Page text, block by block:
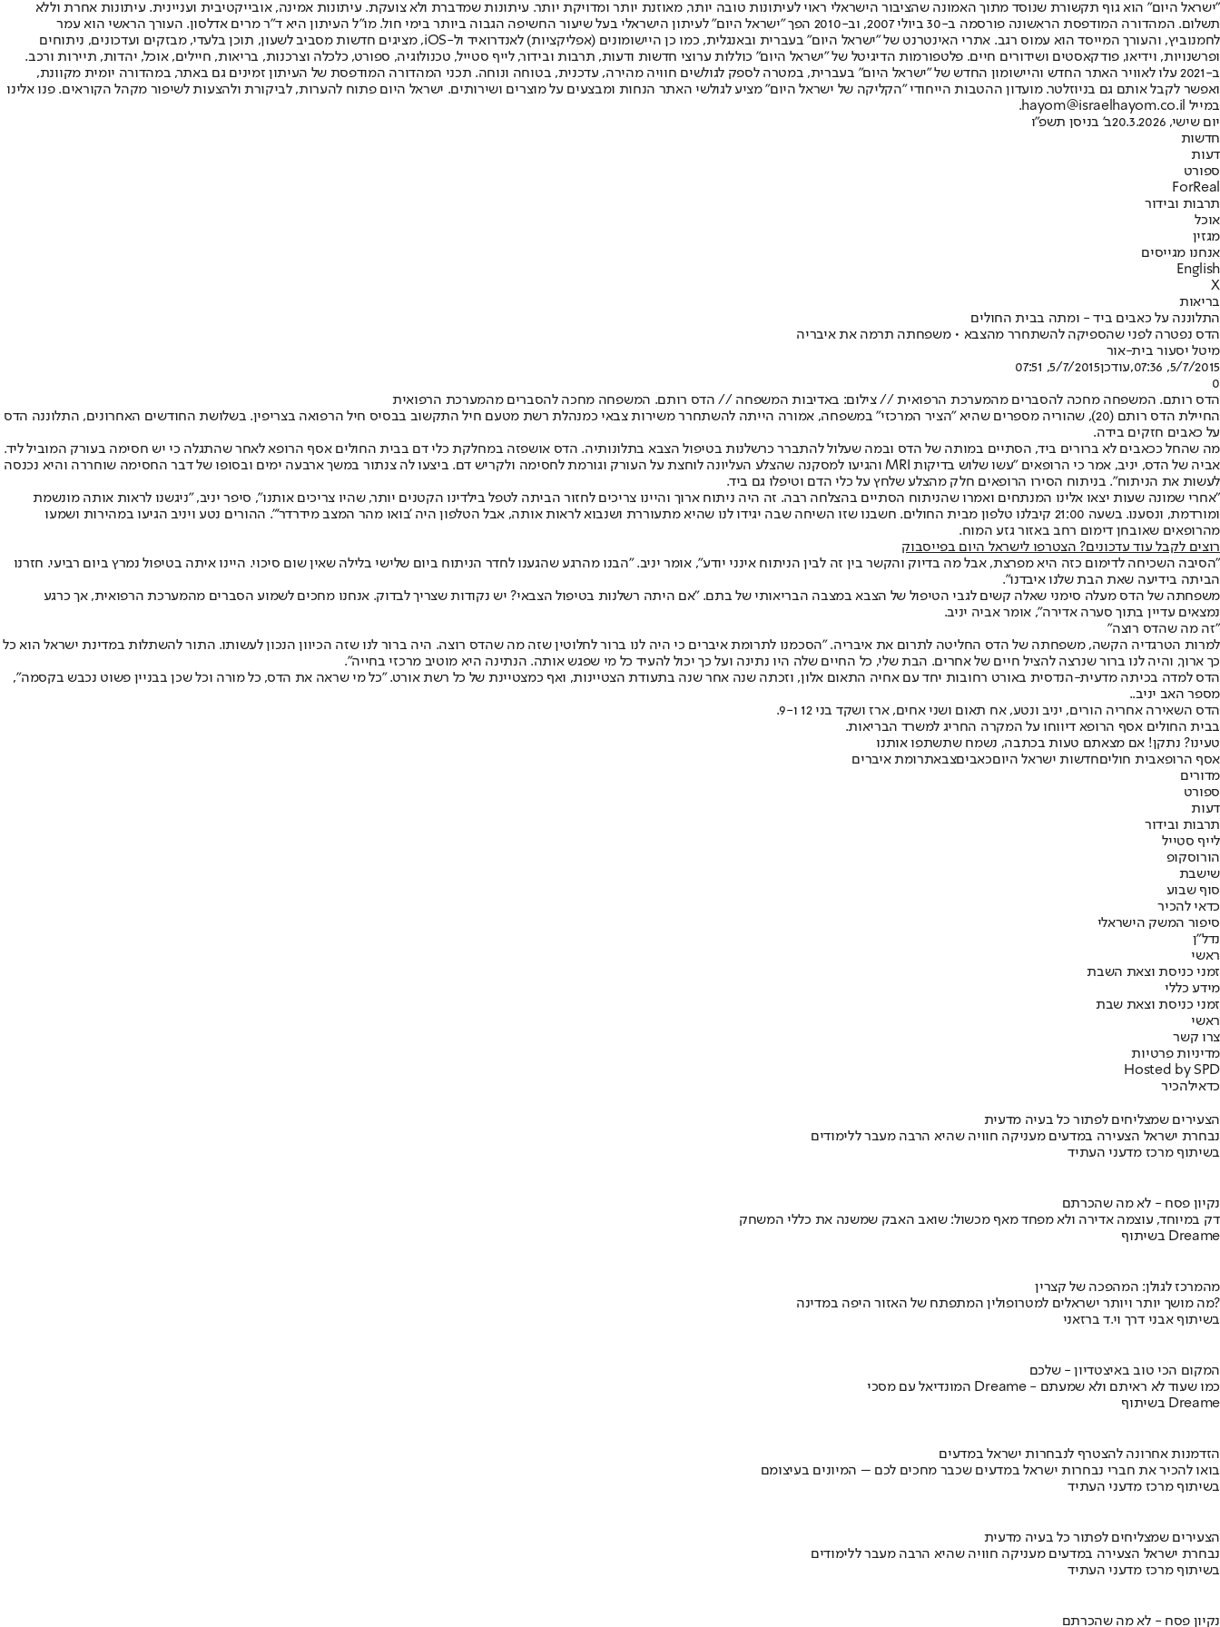
"ישראל היום" הוא גוף תקשורת שנוסד מתוך האמונה שהציבור הישראלי ראוי לעיתונות טובה יותר, מאוזנת יותר ומדויקת יותר. עיתונות שמדברת ולא צועקת. עיתונות אמינה, אובייקטיבית ועניינית. עיתונות אחרת וללא
תשלום. המהדורה המודפסת הראשונה פורסמה ב-30 ביולי 2007, וב-2010 הפך "ישראל היום" לעיתון הישראלי בעל שיעור החשיפה הגבוה ביותר בימי חול. מו"ל העיתון היא ד"ר מרים אדלסון. העורך הראשי הוא עמר
לחמנוביץ, והעורך המייסד הוא עמוס רגב. אתרי האינטרנט של "ישראל היום" בעברית ובאנגלית, כמו כן היישומונים (אפליקציות) לאנדרואיד ול-iOS, מציגים חדשות מסביב לשעון, תוכן בלעדי, מבזקים ועדכונים, ניתוחים
ופרשנויות, וידיאו, פודקאסטים ושידורים חיים. פלטפורמות הדיגיטל של "ישראל היום" כוללות ערוצי חדשות ודעות, תרבות ובידור, לייף סטייל, טכנולוגיה, ספורט, כלכלה וצרכנות, בריאות, חיילים, אוכל, יהדות, תיירות ורכב.
ב-2021 עלו לאוויר האתר החדש והיישומון החדש של "ישראל היום" בעברית, במטרה לספק לגולשים חוויה מהירה, עדכנית, בטוחה ונוחה. תכני המהדורה המודפסת של העיתון זמינים גם באתר, במהדורה יומית מקוונת,
ואפשר לקבל אותם גם בניוזלטר. מועדון ההטבות הייחודי "הקליקה של ישראל היום" מציע לגולשי האתר הנחות ומבצעים על מוצרים ושירותים. ישראל היום פתוח להערות, לביקורת ולהצעות לשיפור מקהל הקוראים. פנו אלינו
במייל hayom@israelhayom.co.il.
יום שישי, 20.3.2026
ב' בניסן תשפ"ו
חדשות
דעות
ספורט
ForReal
תרבות ובידור
אוכל
מגזין
אנחנו מגייסים
English
X
בריאות
התלוננה על כאבים ביד - ומתה בבית החולים
הדס נפטרה לפני שהספיקה להשתחרר מהצבא • משפחתה תרמה את איבריה
מיטל יסעור בית-אור
5/7/2015, 07:36
,עודכן5/7/2015, 07:51
0
הדס רותם. המשפחה מחכה להסברים מהמערכת הרפואית // צילום: באדיבות המשפחה // הדס רותם. המשפחה מחכה להסברים מהמערכת הרפואית
החיילת הדס רותם (20), שהוריה מספרים שהיא "הציר המרכזי" במשפחה, אמורה הייתה להשתחרר משירות צבאי כמנהלת רשת מטעם חיל התקשוב בבסיס חיל הרפואה בצריפין. בשלושת החודשים האחרונים, התלוננה הדס
על כאבים חזקים בידה.
מה שהחל ככאבים לא ברורים ביד, הסתיים במותה של הדס ובמה שעלול להתברר כרשלנות בטיפול הצבא בתלונותיה. הדס אושפזה במחלקת כלי דם בבית החולים אסף הרופא לאחר שהתגלה כי יש חסימה בעורק המוביל ליד.
אביה של הדס, יניב, אמר כי הרופאים "עשו שלוש בדיקות MRI והגיעו למסקנה שהצלע העליונה לוחצת על העורק וגורמת לחסימה ולקריש דם. ביצעו לה צנתור במשך ארבעה ימים ובסופו של דבר החסימה שוחררה והיא נכנסה
לעשות את הניתוח". בניתוח הסירו הרופאים חלק מהצלע שלחץ על כלי הדם וטיפלו גם ביד.
"אחרי שמונה שעות יצאו אלינו המנתחים ואמרו שהניתוח הסתיים בהצלחה רבה. זה היה ניתוח ארוך והיינו צריכים לחזור הביתה לטפל בילדינו הקטנים יותר, שהיו צריכים אותנו", סיפר יניב, "ניגשנו לראות אותה מונשמת
ומורדמת, ונסענו. בשעה 21:00 קיבלנו טלפון מבית החולים. חשבנו שזו השיחה שבה יגידו לנו שהיא מתעוררת ושנבוא לראות אותה, אבל הטלפון היה 'בואו מהר המצב מידרדר'". ההורים נטע ויניב הגיעו במהירות ושמעו
מהרופאים שאובחן דימום רחב באזור גזע המוח.
רוצים לקבל עוד עדכונים? הצטרפו לישראל היום בפייסבוק
"הסיבה השכיחה לדימום כזה היא מפרצת, אבל מה בדיוק והקשר בין זה לבין הניתוח אינני יודע", אומר יניב. "הבנו מהרגע שהגענו לחדר הניתוח ביום שלישי בלילה שאין שום סיכוי. היינו איתה בטיפול נמרץ ביום רביעי. חזרנו
הביתה בידיעה שאת הבת שלנו איבדנו".
משפחתה של הדס מעלה סימני שאלה קשים לגבי הטיפול של הצבא במצבה הבריאותי של בתם. "אם היתה רשלנות בטיפול הצבאי? יש נקודות שצריך לבדוק. אנחנו מחכים לשמוע הסברים מהמערכת הרפואית, אך כרגע
נמצאים עדיין בתוך סערה אדירה", אומר אביה יניב.
"זה מה שהדס רוצה"
למרות הטרגדיה הקשה, משפחתה של הדס החליטה לתרום את איבריה. "הסכמנו לתרומת איברים כי היה לנו ברור לחלוטין שזה מה שהדס רוצה. היה ברור לנו שזה הכיוון הנכון לעשותו. התור להשתלות במדינת ישראל הוא כל
כך ארוך, והיה לנו ברור שנרצה להציל חיים של אחרים. הבת שלי, כל החיים שלה היו נתינה ועל כך יכול להעיד כל מי שפגש אותה. הנתינה היא מוטיב מרכזי בחייה".
הדס למדה בכיתה מדעית-הנדסית באורט רחובות יחד עם אחיה התאום אלון, וזכתה שנה אחר שנה בתעודת הצטיינות, ואף כמצטיינת של כל רשת אורט. "כל מי שראה את הדס, כל מורה וכל שכן בבניין פשוט נכבש בקסמה",
מספר האב יניב..
הדס השאירה אחריה הורים, יניב ונטע, אח תאום ושני אחים, ארז ושקד בני 12 ו-9.
בבית החולים אסף הרופא דיווחו על המקרה החריג למשרד הבריאות.
טעינו? נתקן! אם מצאתם טעות בכתבה, נשמח שתשתפו אותנו
אסף הרופאבית חוליםחדשות ישראל היוםכאביםצבאתרומת איברים
מדורים
ספורט
דעות
תרבות ובידור
לייף סטייל
הורוסקופ
שישבת
סוף שבוע
כדאי להכיר
סיפור המשק הישראלי
נדל"ן
ראשי
זמני כניסת וצאת השבת
מידע כללי
זמני כניסת וצאת שבת
ראשי
צרו קשר
מדיניות פרטיות
Hosted by SPD
כדאילהכיר
הצעירים שמצליחים לפתור כל בעיה מדעית
נבחרת ישראל הצעירה במדעים מעניקה חוויה שהיא הרבה מעבר ללימודים
בשיתוף מרכז מדעני העתיד
נקיון פסח - לא מה שהכרתם
דק במיוחד, עוצמה אדירה ולא מפחד מאף מכשול: שואב האבק שמשנה את כללי המשחק
בשיתוף Dreame
מהמרכז לגולן: המהפכה של קצרין
מה מושך יותר ויותר ישראלים למטרופולין המתפתח של האזור היפה במדינה?
בשיתוף אבני דרך וי.ד ברזאני
המקום הכי טוב באיצטדיון - שלכם
המונדיאל עם מסכי Dreame - כמו שעוד לא ראיתם ולא שמעתם
בשיתוף Dreame
הזדמנות אחרונה להצטרף לנבחרות ישראל במדעים
בואו להכיר את חברי נבחרות ישראל במדעים שכבר מחכים לכם – המיונים בעיצומם
בשיתוף מרכז מדעני העתיד
הצעירים שמצליחים לפתור כל בעיה מדעית
נבחרת ישראל הצעירה במדעים מעניקה חוויה שהיא הרבה מעבר ללימודים
בשיתוף מרכז מדעני העתיד
נקיון פסח - לא מה שהכרתם